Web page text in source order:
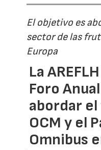
El objetivo es
sector de las
Europa
La
Foro
abordar
OCM y el
Omnibus